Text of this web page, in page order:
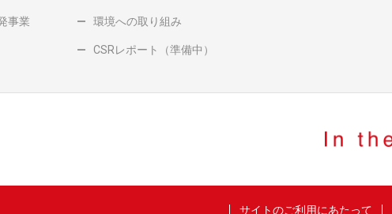
事業 環境への取り組み
CSRレポート（準備中）
サイトのご利用にあたって